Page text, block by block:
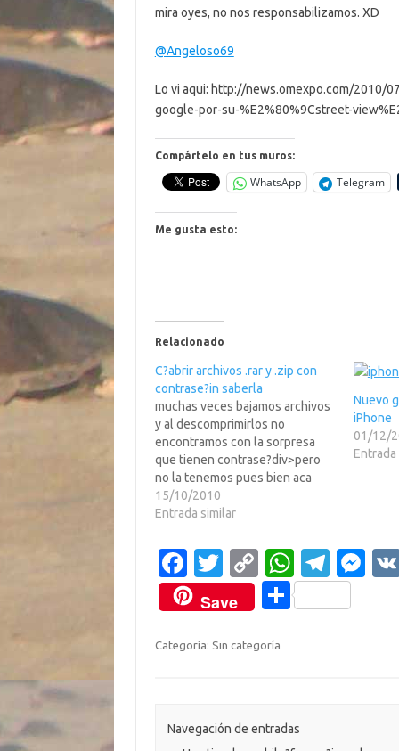
mira oyes, no nos responsabilizamos. XD
@Angeloso69
Lo vi aqui: http://news.omexpo.com/2010/
google-por-su-%E2%80%9Cstreet-
Compártelo en tus muros:
WhatsApp Telegram
Me gusta esto:
Relacionado
C?abrir archivos .rar y .zip con
contrase?in saberla
muchas veces bajamos archivos
y al descomprimirlos no
encontramos con la sorpresa
que tienen contrase?div>pero
no la tenemos pues bien aca
esta la solucion con este
programilla en vercion
en leer mass...Abres Advanced
Archive Password Recovery y
presiona el bot?pen para elegir
el archivo al cual…
15/10/2010
Entrada similar
Nuevo
iPhone
01/12/
Entrada
Fa
c
e
b
k
T
w
it
te
C
o
p
y
k
W
h
at
p
T
el
e
M
Save
C
ti
Categoría: Sin categoría
Navegación de entradas